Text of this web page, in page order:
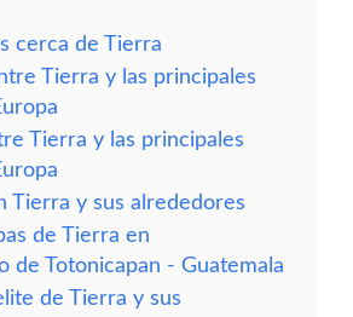
cerca de Tierra
Tierra y las principales
Tierra y las principales
Tierra y sus alrededores
de Tierra en
de Totonicapan - Guatemala
de Tierra y sus